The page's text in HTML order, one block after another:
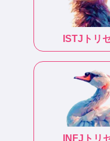
ISTJ トリ
INFJ トリ